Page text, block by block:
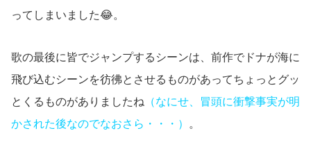
ってしまいました😂。
歌の最後に皆でジャンプするシーンは、前作でドナが海に
飛び込むシーンを彷彿とさせるものがあってちょっとグッ
とくるものがありましたね （なにせ、冒頭に衝撃事実が明
かされた後なのでなおさら・・・）
。